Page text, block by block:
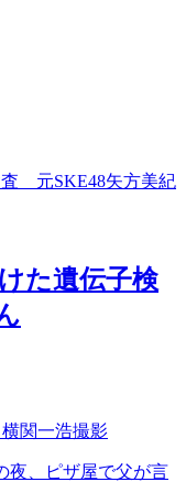
査 元SKE48矢方美紀
た遺伝子検
夜、ピザ屋で父が言